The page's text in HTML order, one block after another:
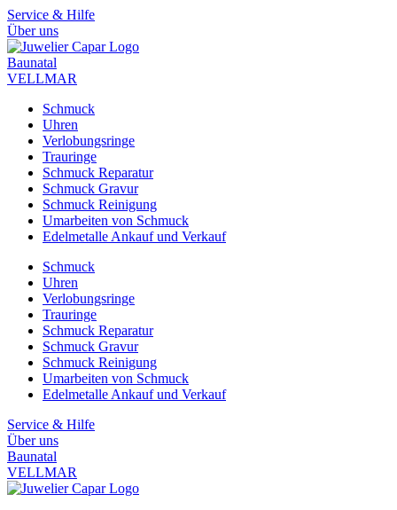
Zum
Inhalt
springen
Service & Hilfe
Über uns
Baunatal
VELLMAR
Schmuck
Uhren
Verlobungsringe
Trauringe
Schmuck Reparatur
Schmuck Gravur
Schmuck Reinigung
Umarbeiten von Schmuck
Edelmetalle Ankauf und Verkauf
Schmuck
Uhren
Verlobungsringe
Trauringe
Schmuck Reparatur
Schmuck Gravur
Schmuck Reinigung
Umarbeiten von Schmuck
Edelmetalle Ankauf und Verkauf
Service & Hilfe
Über uns
Baunatal
VELLMAR